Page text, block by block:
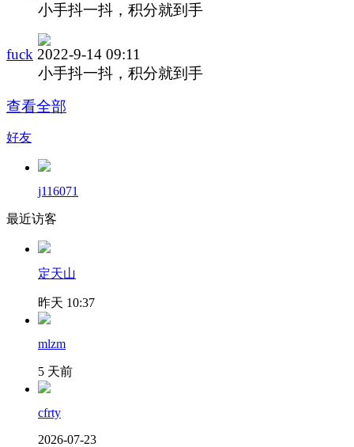
小手抖一抖，积分就到手
fuck 2022-9-14 09:11
小手抖一抖，积分就到手
查看全部
好友
j116071
最近访客
定天山
昨天 10:37
mlzm
5 天前
cfrty
2026-07-23